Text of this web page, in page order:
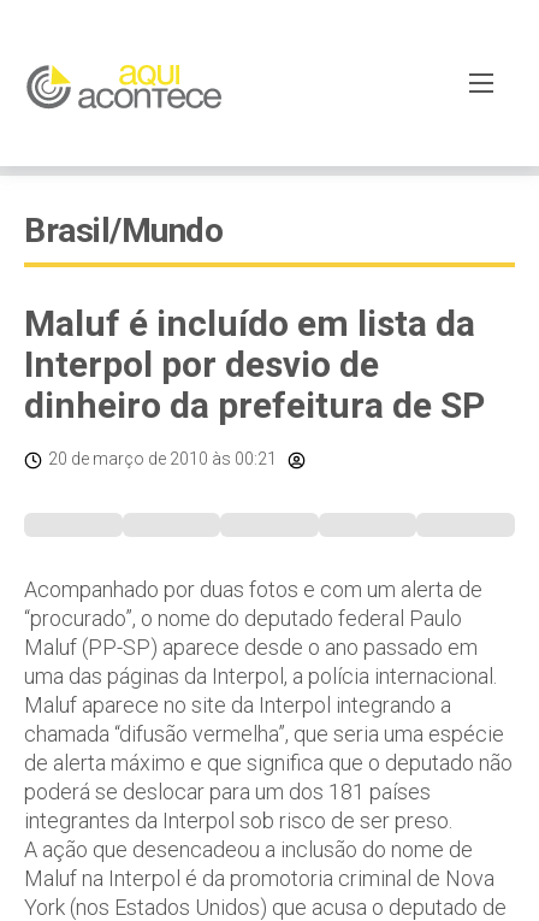
Brasil/Mundo
Maluf é incluído em lista da
Interpol por desvio de
dinheiro da prefeitura de SP
20 de março de 2010 às 00:21
Acompanhado por duas fotos e com um alerta de
“procurado”, o nome do deputado federal Paulo
Maluf (PP-SP) aparece desde o ano passado em
uma das páginas da Interpol, a polícia internacional.
Maluf aparece no site da Interpol integrando a
chamada “difusão vermelha”, que seria uma espécie
de alerta máximo e que significa que o deputado não
poderá se deslocar para um dos 181 países
integrantes da Interpol sob risco de ser preso.
A ação que desencadeou a inclusão do nome de
Maluf na Interpol é da promotoria criminal de Nova
York (nos Estados Unidos) que acusa o deputado de